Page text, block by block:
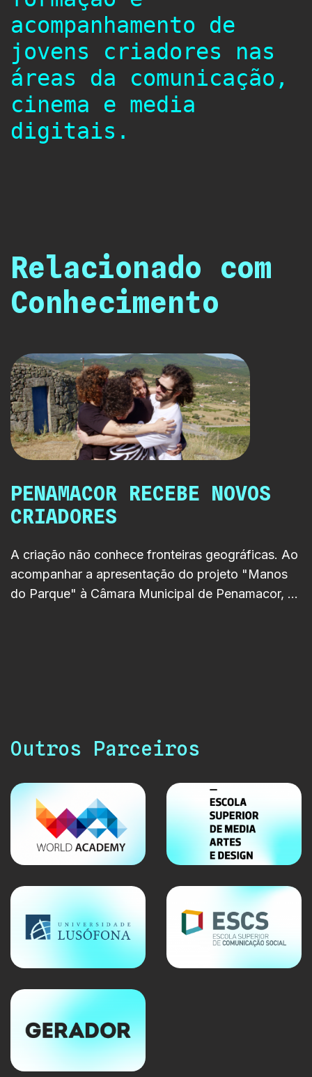
acompanhamento de
jovens criadores nas
áreas da comunicação,
cinema e media
digitais.
Relacionado com
Conhecimento
PENAMACOR RECEBE NOVOS
CRIADORES
A criação não conhece fronteiras geográficas. Ao
acompanhar a apresentação do projeto "Manos
do Parque" à Câmara Municipal de Penamacor, a
Outros Parceiros